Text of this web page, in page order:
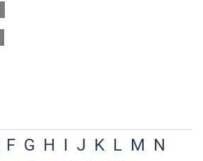
F G H I J K L M N